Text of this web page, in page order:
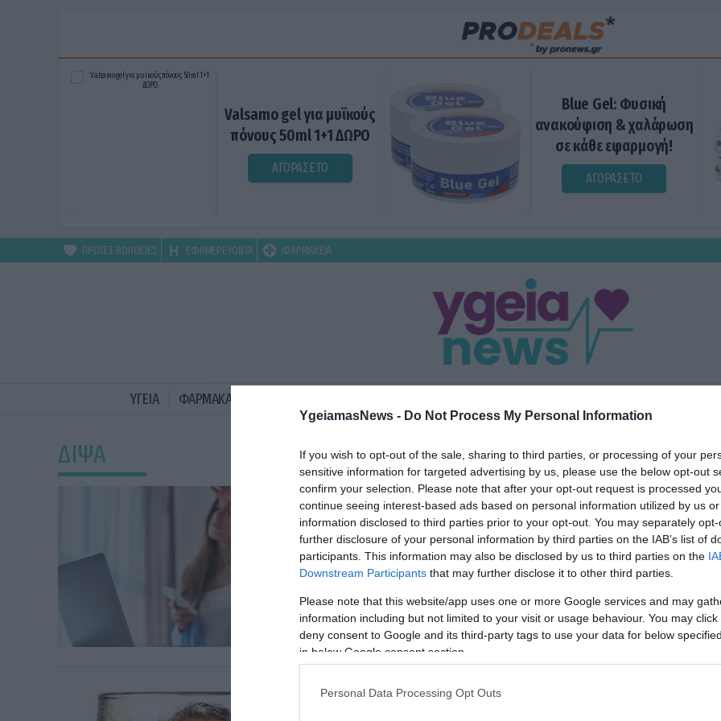
YgeiamasNews - Do Not Process My Personal Information
If you wish to opt-out of the sale, sharing to third parties, or processing of your
sensitive information for targeted advertising by us, please use the below opt-out
confirm your selection. Please note that after your opt-out request is processed
continue seeing interest-based ads based on personal information utilized by us
information disclosed to third parties prior to your opt-out. You may separately
further disclosure of your personal information by third parties on the IAB’s list of
participants. This information may also be disclosed by us to third parties on the
Downstream Participants that may further disclose it to other third parties.
Please note that this website/app uses one or more Google services and may
information including but not limited to your visit or usage behaviour. You may
deny consent to Google and its third-party tags to use your data for below
in below Google consent section.
Personal Data Processing Opt Outs
Valsamo gel για μυϊκούς
πόνους 50ml 1+1 ΔΩΡΟ
ΑΓΟΡΑΣΕ ΤΟ
Blue Gel: Φυσική
ανακούφιση & χαλάρωση
σε κάθε εφαρμογή!
ΑΓΟΡΑΣΕ ΤΟ
ΠΡΩΤΕΣ ΒΟΗΘΕΙΕΣ ΕΦΗΜΕΡΕΥΟΝΤΑ ΦΑΡΜΑΚΕΙΑ
ΥΓΕΙΑ ΦΑΡΜΑΚΑ
ΔΙΨΑ
ΥΓΕΙΑ
Αφυδάτωση και καύσωνας: Μην περιμένετε
διψάσετε για να πιείτε νερό
Η έντονη δίψα μπορεί να είναι και ανεπιθύμητη ενέργεια
φαρμάκων
27.06.2025 17:31
ΥΓΕΙΑ